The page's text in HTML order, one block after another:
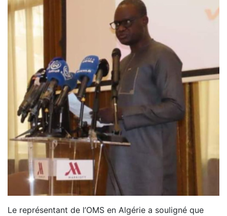
Le représentant de l’OMS en Algérie a souligné que